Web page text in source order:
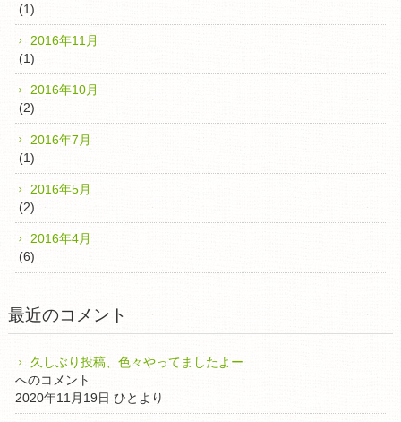
(1)
2016年11月
(1)
2016年10月
(2)
2016年7月
(1)
2016年5月
(2)
2016年4月
(6)
最近のコメント
久しぶり投稿、色々やってましたよー
へのコメント
2020年11月19日 ひとより